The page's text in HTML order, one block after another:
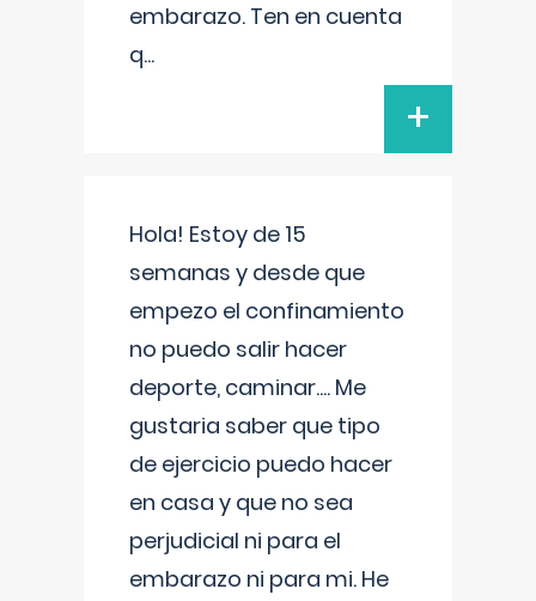
embarazo. Ten en cuenta
q...
+
Hola! Estoy de 15
semanas y desde que
empezo el confinamiento
no puedo salir hacer
deporte, caminar.... Me
gustaria saber que tipo
de ejercicio puedo hacer
en casa y que no sea
perjudicial ni para el
embarazo ni para mi. He